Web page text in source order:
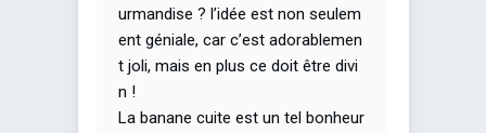
urmandise ? l’idée est non seulem
ent géniale, car c’est adorablemen
t joli, mais en plus ce doit être divi
n !
La banane cuite est un tel bonheur